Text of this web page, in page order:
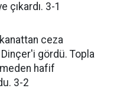
çıkardı. 3-1
ceza
Dinçer'i gördü. Topla
hafif
3-2